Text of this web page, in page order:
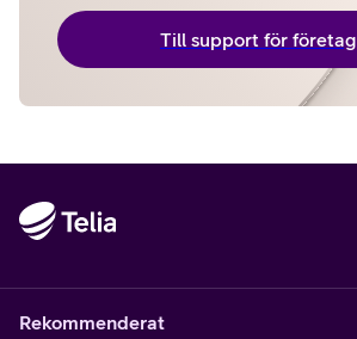
Till support för företag
Rekommenderat